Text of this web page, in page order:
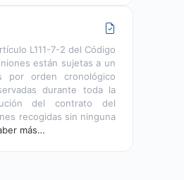
L111-7-2 del Código
están sujetas a un
por orden cronológico
durante toda la
del contrato del
recogidas sin ninguna
más…